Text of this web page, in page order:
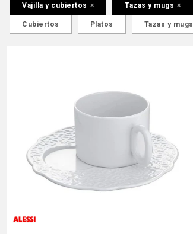
Vajilla y cubiertos Tazas y mugs
Cubiertos Platos Tazas y mugs